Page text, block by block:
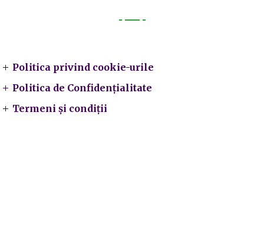
Politica privind cookie-urile
Politica de Confidențialitate
Termeni și condiții